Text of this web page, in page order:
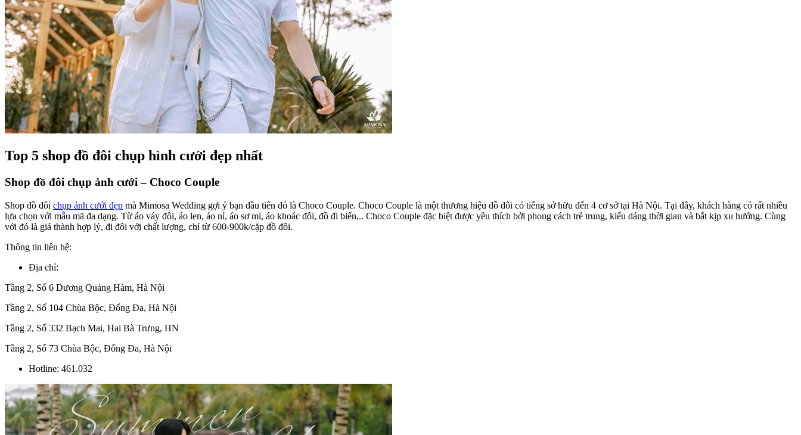
Top 5 shop đồ đôi chụp hình cưới đẹp nhất
Shop đồ đôi chụp ảnh cưới – Choco Couple
Shop đồ đôi chụp ảnh cưới đẹp mà Mimosa Wedding gợi ý bạn đầu tiên đó là Choco Couple. Choco Couple là một thương hiệu đồ đôi có tiếng sở hữu đến 4 cơ sở tại Hà Nội. Tại đây, khách hàng có rất nhiều
lựa chọn với mẫu mã đa dạng. Từ áo váy đôi, áo len, áo nỉ, áo sơ mi, áo khoác đôi, đồ đi biển,.. Choco Couple đặc biệt được yêu thích bởi phong cách trẻ trung, kiểu dáng thời gian và bắt kịp xu hướng. Cùng
với đó là giá thành hợp lý, đi đôi với chất lượng, chỉ từ 600-900k/cặp đồ đôi.
Thông tin liên hệ:
Địa chỉ:
Tầng 2, Số 6 Dương Quảng Hàm, Hà Nội
Tầng 2, Số 104 Chùa Bộc, Đống Đa, Hà Nội
Tầng 2, Số 332 Bạch Mai, Hai Bà Trưng, HN
Tầng 2, Số 73 Chùa Bộc, Đống Đa, Hà Nội
Hotline: 461.032